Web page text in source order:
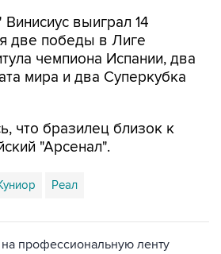
выиграл 14
две победы в Лиге
чемпиона Испании, два
мира и два Суперкубка
что бразилец близок к
"Арсенал".
Реал
на профессиональную ленту